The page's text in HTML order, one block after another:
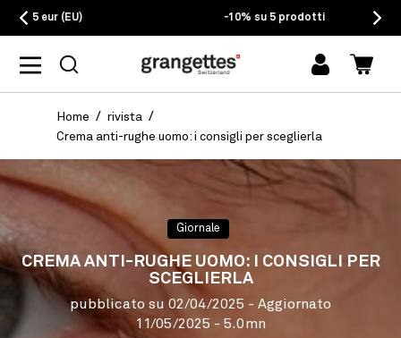
-10% su 5 prodotti
Accedi
Home
rivista
Crema anti-rughe uomo: i consigli per sceglierla
Giornale
CREMA ANTI-RUGHE UOMO: I CONSIGLI PER
SCEGLIERLA
pubblicato su 02/04/2025 - Aggiornato
11/05/2025 - 5.0mn